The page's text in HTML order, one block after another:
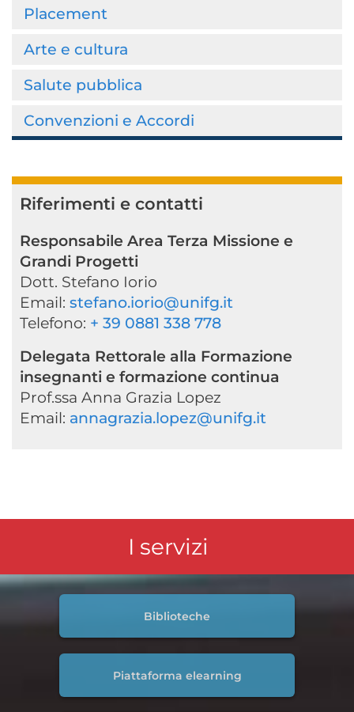
Placement
Arte e cultura
Salute pubblica
Convenzioni e Accordi
Riferimenti e contatti
Responsabile Area Terza Missione e
Grandi Progetti
Dott. Stefano Iorio
Email: stefano.iorio@unifg.it
Telefono: + 39 0881 338 778
Delegata Rettorale alla Formazione
insegnanti e formazione continua
Prof.ssa Anna Grazia Lopez
Email: annagrazia.lopez@unifg.it
I servizi
Biblioteche
Piattaforma elearning